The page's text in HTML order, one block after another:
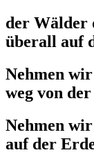
der Wälder
überall auf
Nehmen
weg von
Nehmen wir
auf der